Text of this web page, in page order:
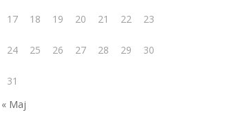
17 18 19 20 21 22 23
24 25 26 27 28 29 30
31
« Мај